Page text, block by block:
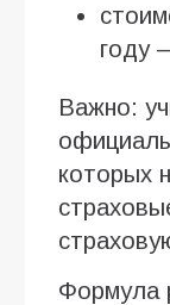
году
Важно:
которых
Формула